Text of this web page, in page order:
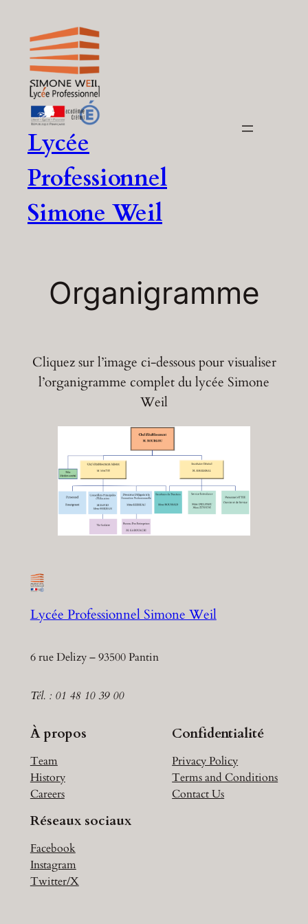
contenu
Lycée
Professionnel
Simone Weil
Organigramme
Cliquez sur l’image ci-dessous pour visualiser
l’organigramme complet du lycée Simone
Weil
Lycée Professionnel Simone Weil
6 rue Delizy – 93500 Pantin
Tél. : 01 48 10 39 00
À propos
Team
History
Careers
Confidentialité
Privacy Policy
Terms and Conditions
Contact Us
Réseaux sociaux
Facebook
Instagram
Twitter/X